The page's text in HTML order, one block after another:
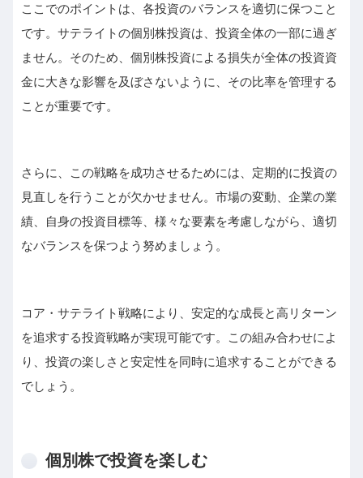
ここでのポイントは、各投資のバランスを適切に保つこと
です。サテライトの個別株投資は、投資全体の一部に過ぎ
ません。そのため、個別株投資による損失が全体の投資資
金に大きな影響を及ぼさないように、その比率を管理する
ことが重要です。
さらに、この戦略を成功させるためには、定期的に投資の
見直しを行うことが欠かせません。市場の変動、企業の業
績、自身の投資目標等、様々な要素を考慮しながら、適切
なバランスを保つよう努めましょう。
コア・サテライト戦略により、安定的な成長と高リターン
を追求する投資戦略が実現可能です。この組み合わせによ
り、投資の楽しさと安定性を同時に追求することができる
でしょう。
個別株で投資を楽しむ